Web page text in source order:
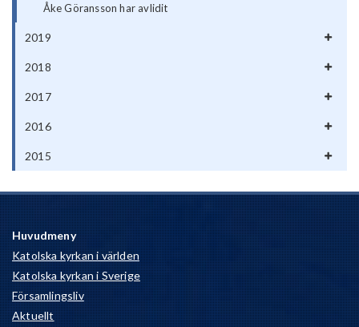
Åke Göransson har avlidit
2019
2018
2017
2016
2015
Huvudmeny
Katolska kyrkan i världen
Katolska kyrkan i Sverige
Församlingsliv
Aktuellt